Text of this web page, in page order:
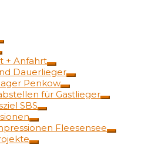
+ Anfahrt
Dauerlieger
Penkow
für Gastlieger
SBS
Fleesensee